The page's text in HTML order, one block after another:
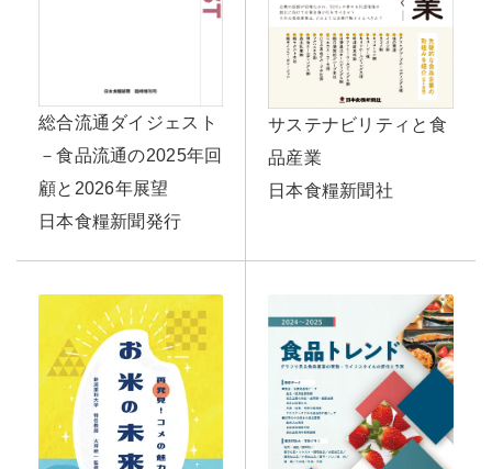
総合流通ダイジェスト
－食品流通の2025年回
顧と2026年展望
日本食糧新聞発行
サステナビリティと食
品産業
日本食糧新聞社